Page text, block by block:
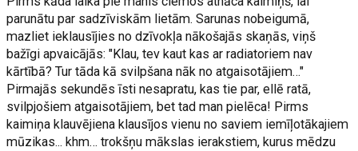
parunātu par sadzīviskām lietām. Sarunas nobeigumā,
mazliet ieklausījies no dzīvokļa nākošajās skaņās, viņš
bažīgi apvaicājās: "Klau, tev kaut kas ar radiatoriem nav
kārtībā? Tur tāda kā svilpšana nāk no atgaisotājiem…"
Pirmajās sekundēs īsti nesapratu, kas tie par, ellē ratā,
svilpjošiem atgaisotājiem, bet tad man pielēca! Pirms
kaimiņa klauvējiena klausījos vienu no saviem iemīļotākajiem
mūzikas... khm… trokšņu mākslas ierakstiem, kurus mēdzu